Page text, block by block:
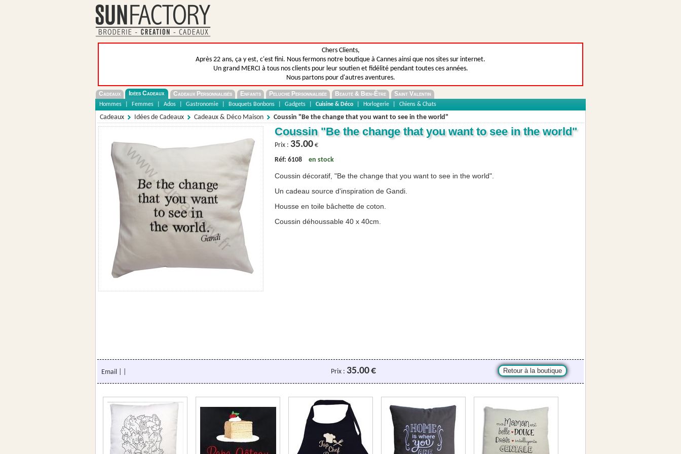
Chers Clients,
Après 22 ans, ça y est, c'est fini. Nous fermons notre boutique à Cannes ainsi que nos sites sur internet.
Un grand MERCI à tous nos clients pour leur soutien et fidélité pendant toutes ces années.
Nous partons pour d'autres aventures.
Cadeaux Idées Cadeaux Cadeaux Personnalisés Enfants Peluche Personnalisée Beauté & Bien-Être Saint Valentin
Hommes Femmes Ados Gastronomie Bouquets Bonbons Gadgets Cuisine & Déco Horlogerie Chiens & Chats
Cadeaux Idées de Cadeaux Cadeaux & Déco Maison Coussin "Be the change that you want to see in the world"
Coussin "Be the change that you want to see in the world"
Prix : 35.00 €
Réf: 6108
en stock
Coussin décoratif, "Be the change that you want to see in the world".
Un cadeau source d'inspiration de Gandi.
Housse en toile bâchette de coton.
Coussin déhoussable 40 x 40cm.
Email Prix : 35.00€